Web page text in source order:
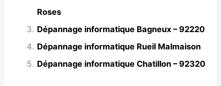
Roses
Dépannage informatique Bagneux – 92220
Dépannage informatique Rueil Malmaison
Dépannage informatique Chatillon – 92320